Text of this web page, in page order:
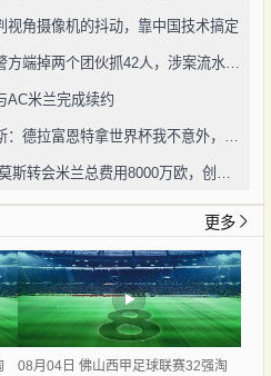
视角摄像机的抖动，靠中国技术搞定
世界杯网络赌球敢碰？昆明警方端掉两个团伙抓42人，涉案流水超三千万
AC米兰完成续约
更多
08月04日 佛山西甲足球联赛32强淘